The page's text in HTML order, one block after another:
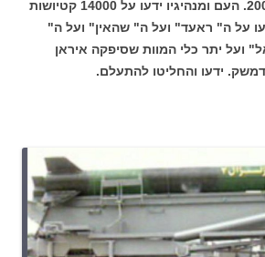
עם ישראל של שנת 2006. העם ומנהיגיו ידעו על 14000 קטיושות
על ה" ראעד" ועל ה" שהאין" ועל ה"
ועל יתר כלי המוות שסיפקה איראן
ידעו והחליטו להתעלם.